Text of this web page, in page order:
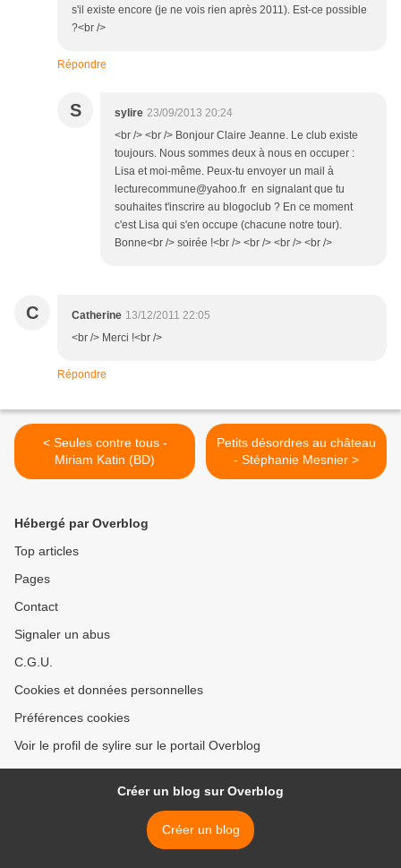
s'il existe encore (je ne vois rien après 2011). Est-ce possible
?<br />
Répondre
S sylire 23/09/2013 20:24
<br /> <br /> Bonjour Claire Jeanne. Le club existe
toujours. Nous sommes deux à nous en occuper :
Lisa et moi-même. Peux-tu envoyer un mail à
lecturecommune@yahoo.fr en signalant que tu
souhaites t'inscrire au blogoclub ? En ce moment
c'est Lisa qui s'en occupe (chacune notre tour).
Bonne<br /> soirée !<br /> <br /> <br /> <br />
C Catherine 13/12/2011 22:05
<br /> Merci !<br />
Répondre
< Seules contre tous -
Miriam Katin (BD)
Petits désordres au château
- Stéphanie Mesnier >
Hébergé par Overblog
Top articles
Pages
Contact
Signaler un abus
C.G.U.
Cookies et données personnelles
Préférences cookies
Voir le profil de sylire sur le portail Overblog
Créer un blog sur Overblog
Créer un blog